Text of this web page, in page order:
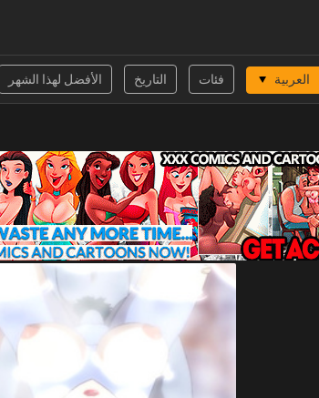
الأفضل لهذا الشهر التاريخ فئات